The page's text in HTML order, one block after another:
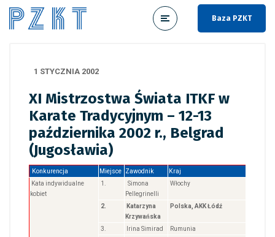
Baza PZKT
1 STYCZNIA 2002
XI Mistrzostwa Świata ITKF w
Karate Tradycyjnym – 12-13
października 2002 r., Belgrad
(Jugosławia)
Konkurencja Miejsce Zawodnik Kraj
Kata indywidualne
kobiet
1.
Simona
Pellegrinelli
Włochy
2.
Katarzyna
Krzywańska
Polska, AKK Łódź
3. Irina Simirad
Rumunia